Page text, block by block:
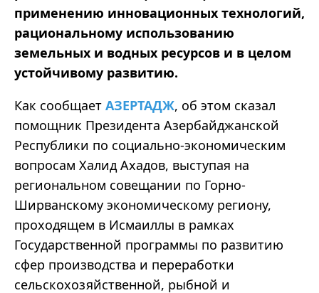
применению инновационных технологий,
рациональному использованию
земельных и водных ресурсов и в целом
устойчивому развитию.
Как сообщает АЗЕРТАДЖ, об этом сказал
помощник Президента Азербайджанской
Республики по социально-экономическим
вопросам Халид Ахадов, выступая на
региональном совещании по Горно-
Ширванскому экономическому региону,
проходящем в Исмаиллы в рамках
Государственной программы по развитию
сфер производства и переработки
сельскохозяйственной, рыбной и